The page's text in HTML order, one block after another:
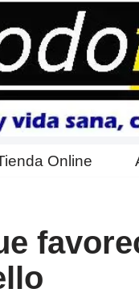
Online